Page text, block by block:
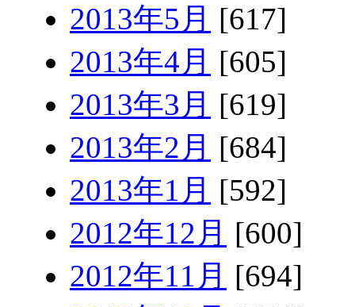
2013年5月 [617]
2013年4月 [605]
2013年3月 [619]
2013年2月 [684]
2013年1月 [592]
2012年12月 [600]
2012年11月 [694]